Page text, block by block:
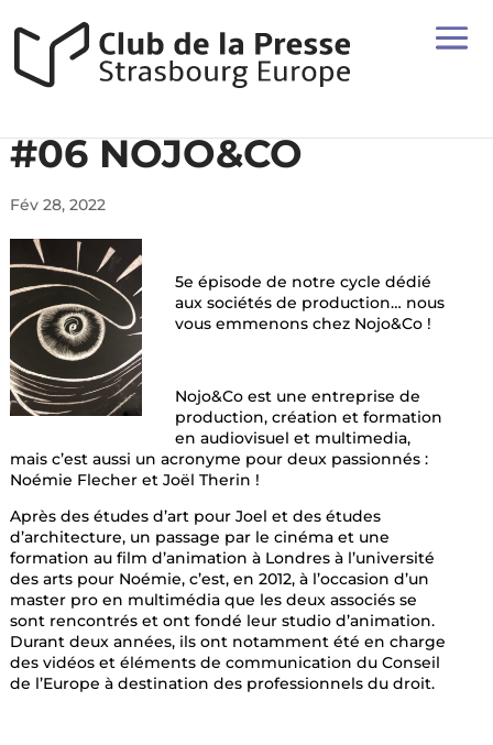
#06 NOJO&CO
Fév 28, 2022
5e épisode de notre cycle dédié
aux sociétés de production… nous
vous emmenons chez Nojo&Co !
Nojo&Co est une entreprise de
production, création et formation
en audiovisuel et multimedia,
mais c’est aussi un acronyme pour deux passionnés :
Noémie Flecher et Joël Therin !
Après des études d’art pour Joel et des études
d’architecture, un passage par le cinéma et une
formation au film d’animation à Londres à l’université
des arts pour Noémie, c’est, en 2012, à l’occasion d’un
master pro en multimédia que les deux associés se
sont rencontrés et ont fondé leur studio d’animation.
Durant deux années, ils ont notamment été en charge
des vidéos et éléments de communication du Conseil
de l’Europe à destination des professionnels du droit.